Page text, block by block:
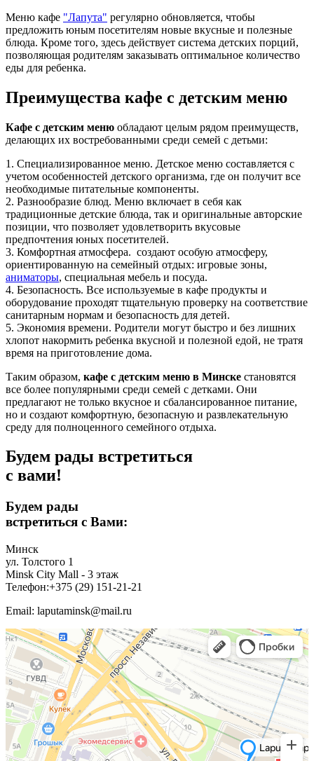
Меню кафе "Лапута" регулярно обновляется, чтобы
предложить юным посетителям новые вкусные и полезные
блюда. Кроме того, здесь действует система детских порций,
позволяющая родителям заказывать оптимальное количество
еды для ребенка.
Преимущества кафе с детским меню
Кафе с детским меню обладают целым рядом преимуществ,
делающих их востребованными среди семей с детьми:
1. Специализированное меню. Детское меню составляется с
учетом особенностей детского организма, где он получит все
необходимые питательные компоненты.
2. Разнообразие блюд. Меню включает в себя как
традиционные детские блюда, так и оригинальные авторские
позиции, что позволяет удовлетворить вкусовые
предпочтения юных посетителей.
3. Комфортная атмосфера. создают особую атмосферу,
ориентированную на семейный отдых: игровые зоны,
аниматоры, специальная мебель и посуда.
4. Безопасность. Все используемые в кафе продукты и
оборудование проходят тщательную проверку на соответствие
санитарным нормам и безопасность для детей.
5. Экономия времени. Родители могут быстро и без лишних
хлопот накормить ребенка вкусной и полезной едой, не тратя
время на приготовление дома.
Таким образом, кафе с детским меню в Минске становятся
все более популярными среди семей с детками. Они
предлагают не только вкусное и сбалансированное питание,
но и создают комфортную, безопасную и развлекательную
среду для полноценного семейного отдыха.
Будем рады встретиться
с вами!
Будем рады
встретиться с Вами:
Минск​
ул. Толстого 1​
Minsk City Mall - 3 этаж
Телефон:+375 (29) 151-21-21
Email: laputaminsk@mail.ru